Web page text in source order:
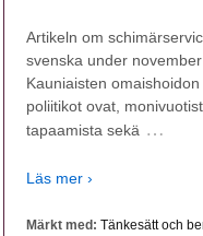
Artikeln om
svenska under
Kauniaisten
poliitikot ovat,
tapaamista sekä …
Läs mer ›
Märkt med: Tänkesätt och